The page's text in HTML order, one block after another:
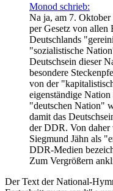
Monod schrieb:
Na ja, am 7.
per Gesetz von allen
Deutschlands
"sozialistische
Deutschsein dieser
besondere
von der
eigenständige
"deutschen Nation"
damit das
der DDR. Von daher
Siegmund Jähn als
DDR-Medien
Zum Vergrößern
Der Text der National-